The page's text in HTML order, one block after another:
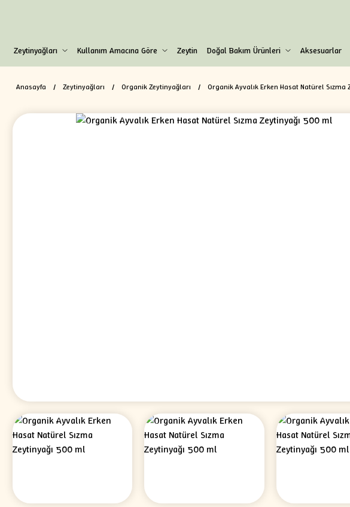
Zeytinyağları Kullanım Amacına Göre Zeytin Doğal Bakım Ürünleri Aksesuarlar
Anasayfa Zeytinyağları Organik Zeytinyağları Organik Ayvalık Erken Hasat Natürel Sızma